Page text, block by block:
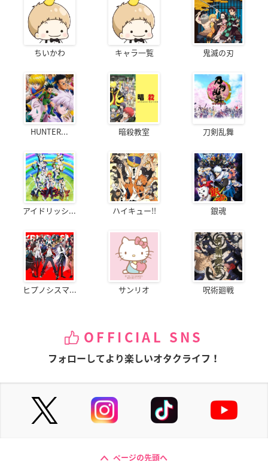
ちいかわ キャラ一覧 鬼滅の刃
HUNTER... 暗殺教室 刀剣乱舞
アイドリッシ... ハイキュー!! 銀魂
ヒプノシスマ... サンリオ 呪術廻戦
OFFICIAL SNS
フォローしてより楽しいオタクライフ！
ページの先頭へ